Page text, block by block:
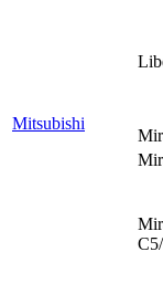
Mitsubishi